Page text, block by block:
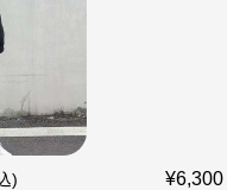
) ¥6,300